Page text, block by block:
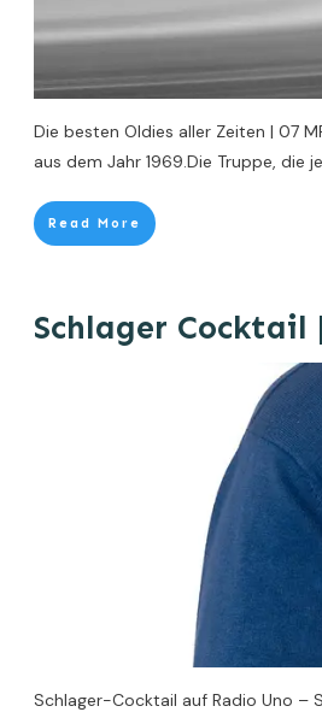
Die besten Oldies aller Zeiten | 07
aus dem Jahr 1969.Die Truppe, die
Read More
Schlager Cocktail
Schlager-Cocktail auf Radio Uno –